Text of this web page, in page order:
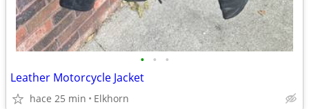
• • •
Leather Motorcycle Jacket
hace 25 min Elkhorn